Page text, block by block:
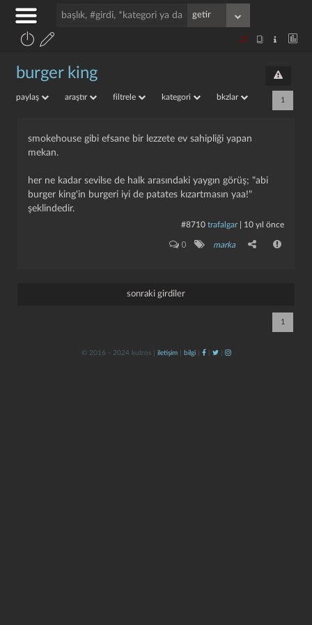
burger king
paylaş araştır filtrele kategori bkzlar 1
smokehouse gibi efsane bir lezzete ev sahipliği yapan
mekan.
her ne kadar sevilse de halk arasındaki yaygın görüş; "abi
burger king'in burgeri iyi de patates kızartmasın yaa!"
şeklindedir.
#8710 trafalgar| 10 yıl önce
0 marka
sonraki girdiler
1
© 2016 - 2024 kulzos | iletişim| bilgi| | |